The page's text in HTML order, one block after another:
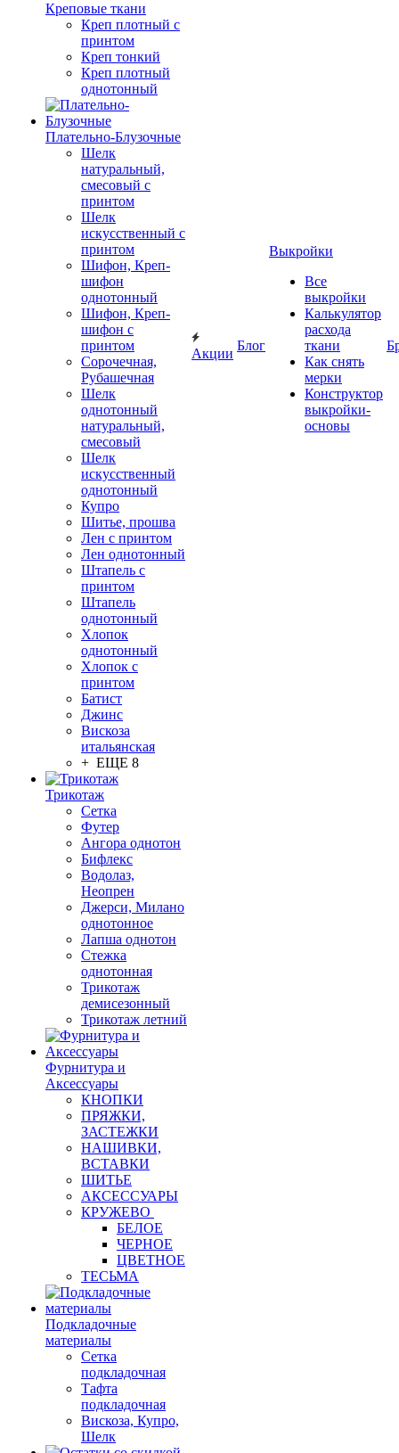
Креповые ткани
Креп плотный с
принтом
Креп тонкий
Креп плотный
однотонный
Плательно-Блузочные
Шелк
натуральный,
смесовый с
принтом
Шелк
искусственный с
принтом
Шифон, Креп-
шифон
однотонный
Шифон, Креп-
шифон с
принтом
Сорочечная,
Рубашечная
Шелк
однотонный
натуральный,
смесовый
Шелк
искусственный
однотонный
Купро
Шитье, прошва
Лен с принтом
Лен однотонный
Штапель с
принтом
Штапель
однотонный
Хлопок
однотонный
Хлопок с
принтом
Батист
Джинс
Вискоза
итальянская
+ ЕЩЕ 8
Трикотаж
Сетка
Футер
Ангора однотон
Бифлекс
Водолаз,
Неопрен
Джерси, Милано
однотонное
Лапша однотон
Стежка
однотонная
Трикотаж
демисезонный
Трикотаж летний
Фурнитура и
Аксессуары
КНОПКИ
ПРЯЖКИ,
ЗАСТЕЖКИ
НАШИВКИ,
ВСТАВКИ
ШИТЬЕ
АКСЕССУАРЫ
КРУЖЕВО
БЕЛОЕ
ЧЕРНОЕ
ЦВЕТНОЕ
ТЕСЬМА
Подкладочные
материалы
Сетка
подкладочная
Тафта
подкладочная
Вискоза, Купро,
Шелк
Акции
Блог
Выкройки
Все
выкройки
Калькулятор
расхода
ткани
Как снять
мерки
Конструктор
выкройки-
основы